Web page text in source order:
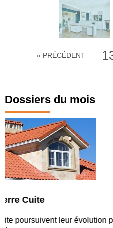
« PRÉCÉDENT
Dossiers du mois